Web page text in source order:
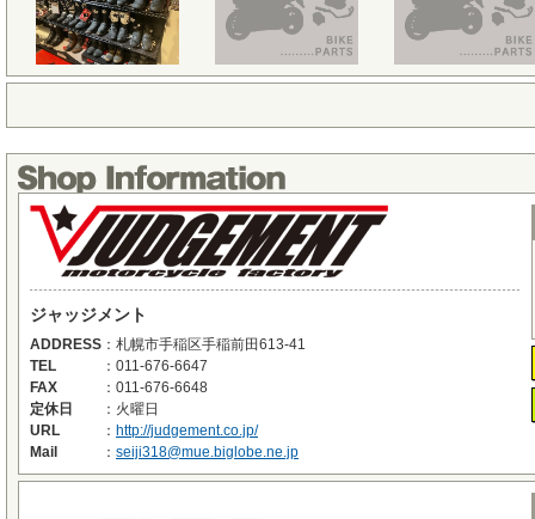
ジャッジメント
ADDRESS ： 札幌市手稲区手稲前田613-41
TEL
： 011-676-6647
FAX
： 011-676-6648
定休日
： 火曜日
URL
： http://judgement.co.jp/
Mail
： seiji318@mue.biglobe.ne.jp